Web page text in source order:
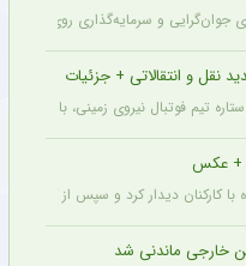
روی استعدادهای آینده فوتبال
نقل و انتقالاتی + جزئیات
تیم فوتبال نیروی زمینی، با
+ عکس
با کارکنان دیدار کرد و سپس از کمپ
خارجی ماندنی شد